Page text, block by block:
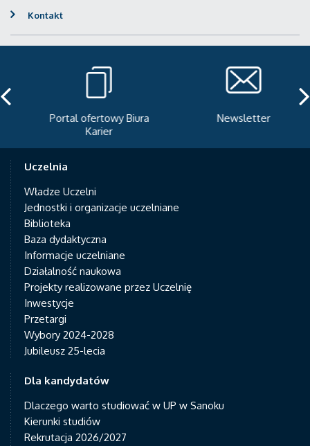
Kontakt
Portal ofertowy Biura
Karier
Newsletter
Uczelnia
Władze Uczelni
Jednostki i organizacje uczelniane
Biblioteka
Baza dydaktyczna
Informacje uczelniane
Działalność naukowa
Projekty realizowane przez Uczelnię
Inwestycje
Przetargi
Wybory 2024-2028
Jubileusz 25-lecia
Dla kandydatów
Dlaczego warto studiować w UP w Sanoku
Kierunki studiów
Rekrutacja 2026/2027